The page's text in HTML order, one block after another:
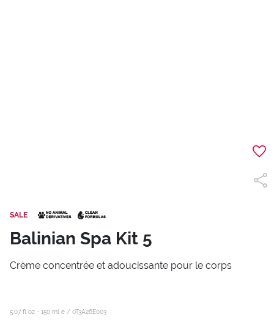
SALE
Balinian Spa Kit 5
Crème concentrée et adoucissante pour le corps
5.07 fl oz - 150 ml e / 0T3A26E003